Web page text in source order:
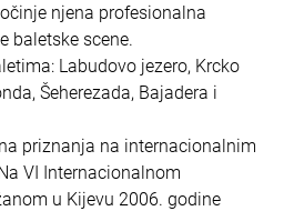
njena profesionalna
baletske scene.
Labudovo jezero, Krcko
Šeherezada, Bajadera i
priznanja na internacionalnim
VI Internacionalnom
u Kijevu 2006. godine